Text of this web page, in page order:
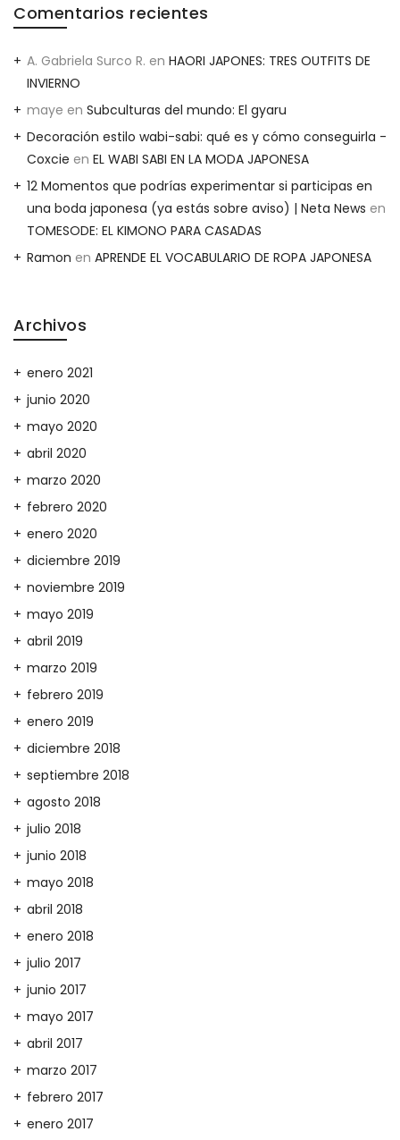
Comentarios recientes
A. Gabriela Surco R. en HAORI JAPONES: TRES OUTFITS DE
INVIERNO
maye en Subculturas del mundo: El gyaru
Decoración estilo wabi-sabi: qué es y cómo conseguirla -
Coxcie en EL WABI SABI EN LA MODA JAPONESA
12 Momentos que podrías experimentar si participas en
una boda japonesa (ya estás sobre aviso) | Neta News en
TOMESODE: EL KIMONO PARA CASADAS
Ramon en APRENDE EL VOCABULARIO DE ROPA JAPONESA
Archivos
enero 2021
junio 2020
mayo 2020
abril 2020
marzo 2020
febrero 2020
enero 2020
diciembre 2019
noviembre 2019
mayo 2019
abril 2019
marzo 2019
febrero 2019
enero 2019
diciembre 2018
septiembre 2018
agosto 2018
julio 2018
junio 2018
mayo 2018
abril 2018
enero 2018
julio 2017
junio 2017
mayo 2017
abril 2017
marzo 2017
febrero 2017
enero 2017